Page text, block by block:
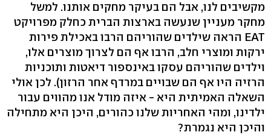
מקשיבים לנו, אבל הם בעיקר מחקים אותנו. למשל
מחקר מעניין שנעשה בארצות הברית כחלק מפרויקט
EAT הראה שילדים שהוריהם הרבו באכילת פירות
ירקות ומוצרי חלב, הרבו אף הם לצרוך מוצרים אלו,
וילדים שהוריהם עסקו באינספור דיאטות ותוכניות
הרזיה היו אף הם שבויים במרדף אחר הרזון). לכן אולי
השאלה האמיתית היא - איזה מודל אנו מהווים עבור
ילדינו, ומהי האחריות שלנו כהורים, היכן היא מתחילה
והיכן היא נגמרת?